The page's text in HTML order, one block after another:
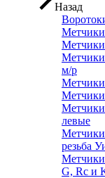
Назад
м/р
левые
резьба
G, Rc и